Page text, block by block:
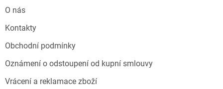
O nás
Kontakty
Obchodní podmínky
Oznámení o odstoupení od kupní smlouvy
Vrácení a reklamace zboží